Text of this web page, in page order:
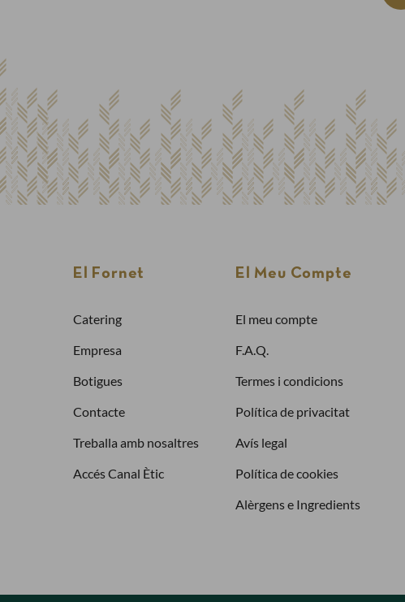
El Fornet
Catering
Empresa
Botigues
Contacte
Treballa amb nosaltres
Accés Canal Ètic
El Meu Compte
El meu compte
F.A.Q.
Termes i condicions
Política de privacitat
Avís legal
Política de cookies
Alèrgens e Ingredients
Finalitzar la compra com a
Comprar més ràpidament
Crea un compte